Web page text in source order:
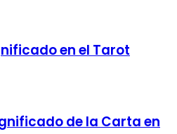
en el Tarot
de la Carta en